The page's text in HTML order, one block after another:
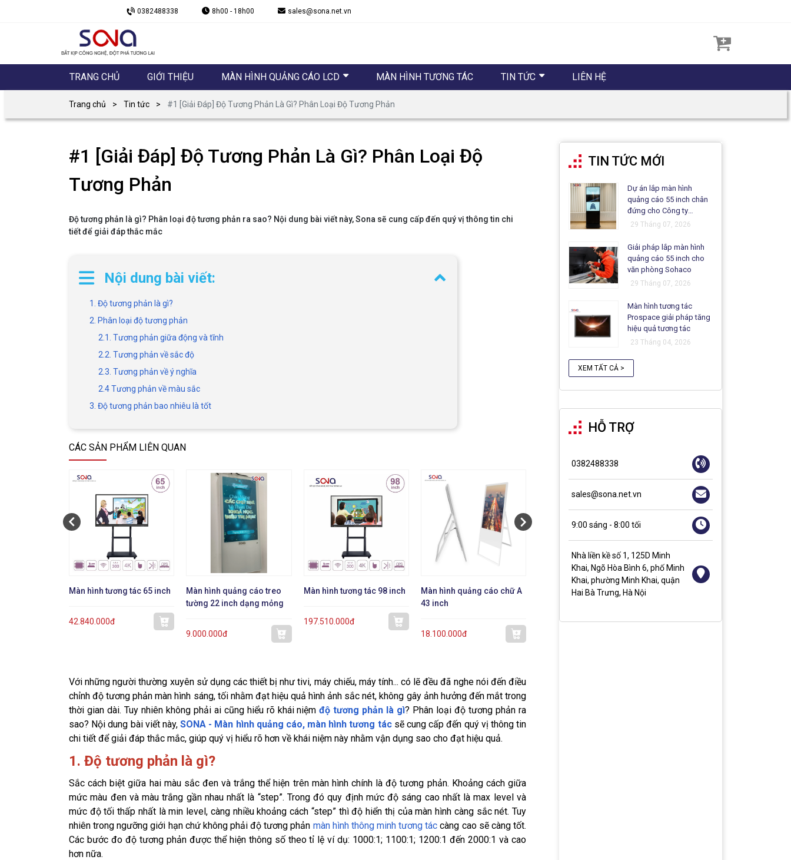
0382488338 8h00 - 18h00 sales@sona.net.vn
TRANG CHỦ GIỚI THIỆU MÀN HÌNH QUẢNG CÁO LCD MÀN HÌNH TƯƠNG TÁC TIN TỨC LIÊN HỆ
Trang chủ Tin tức #1 [Giải Đáp] Độ Tương Phản Là Gì? Phân Loại Độ Tương Phản
#1 [Giải Đáp] Độ Tương Phản Là Gì? Phân Loại Độ
Tương Phản
Độ tương phản là gì? Phân loại độ tương phản ra sao? Nội dung bài viết này, Sona sẽ cung cấp đến quý vị thông tin chi
tiết để giải đáp thắc mắc
Nội dung bài viết:
1. Độ tương phản là gì?
2. Phân loại độ tương phản
2.1. Tương phản giữa động và tĩnh
2.2. Tương phản về sắc độ
2.3. Tương phản về ý nghĩa
2.4 Tương phản về màu sắc
3. Độ tương phản bao nhiêu là tốt
CÁC SẢN PHẨM LIÊN QUAN
Màn hình tương tác 65 inch
42.840.000đ
Màn hình quảng cáo treo
tường 22 inch dạng mỏng
9.000.000đ
Màn hình tương tác 98 inch
197.510.000đ
Màn hình quảng cáo chữ A
43 inch
18.100.000đ
Màn hình tương tác 75 inch
53.930.000đ
Với những người thường xuyên sử dụng các thiết bị như tivi, máy chiếu, máy tính... có lẽ đều đã nghe nói đến điều
chỉnh độ tương phản màn hình sáng, tối nhằm đạt hiệu quả hình ảnh sắc nét, không gây ảnh hưởng đến mắt trong
thời gian dài. Tuy nhiên không phải ai cũng hiểu rõ khái niệmđộ tương phản là gì? Phân loại độ tương phản ra
sao? Nội dung bài viết này, SONA - Màn hình quảng cáo, màn hình tương tácsẽ cung cấp đến quý vị thông tin
chi tiết để giải đáp thắc mắc, giúp quý vị hiểu rõ hơn về khái niệm này nhằm vận dụng sao cho đạt hiệu quả.
1. Độ tương phản là gì?
Sắc cách biệt giữa hai màu sắc đen và trắng thể hiện trên màn hình chính là độ tương phản. Khoảng cách giữa
mức màu đen và màu trắng gần nhau nhất là “step”. Trong đó quy định mức độ sáng cao nhất là max level và
mức độ tối thấp nhất là min level, càng nhiều khoảng cách “step” thì độ hiển thị của màn hình càng sắc nét. Tuy
nhiên trong ngưỡng giới hạn chứ không phải độ tương phản màn hình thông minh tương tác càng cao sẽ càng tốt.
Các bước đo độ tương phản được thể hiện thông số theo tỉ lệ ví dụ: 1000:1; 1100:1; 1200:1 đến 2000:1 và cao
hơn nữa.
TIN TỨC MỚI
Dự án lắp màn hình
quảng cáo 55 inch chân
đứng cho Công ty
Matsuo
29 Tháng 07, 2026
Giải pháp lắp màn hình
quảng cáo 55 inch cho
văn phòng Sohaco
29 Tháng 07, 2026
Màn hình tương tác
Prospace giải pháp tăng
hiệu quả tương tác
23 Tháng 04, 2026
XEM TẤT CẢ >
HỖ TRỢ
0382488338
sales@sona.net.vn
9:00 sáng - 8:00 tối
Nhà liền kề số 1, 125D Minh
Khai, Ngõ Hòa Bình 6, phố Minh
Khai, phường Minh Khai, quận
Hai Bà Trưng, Hà Nội